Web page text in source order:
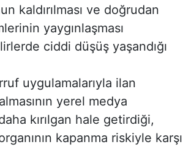
kaldırılması ve doğrudan
yaygınlaşması
ciddi düşüş yaşandığı
uygulamalarıyla ilan
yerel medya
kırılgan hale getirdiği,
kapanma riskiyle karşı